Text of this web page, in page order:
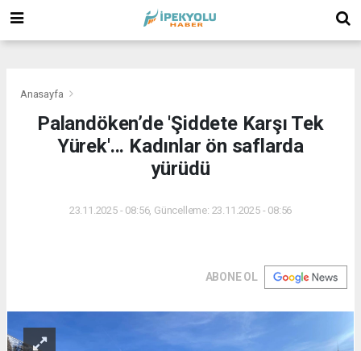
Anasayfa
Palandöken’de 'Şiddete Karşı Tek
Yürek'... Kadınlar ön saflarda
yürüdü
23.11.2025 - 08:56, Güncelleme: 23.11.2025 - 08:56
ABONE OL